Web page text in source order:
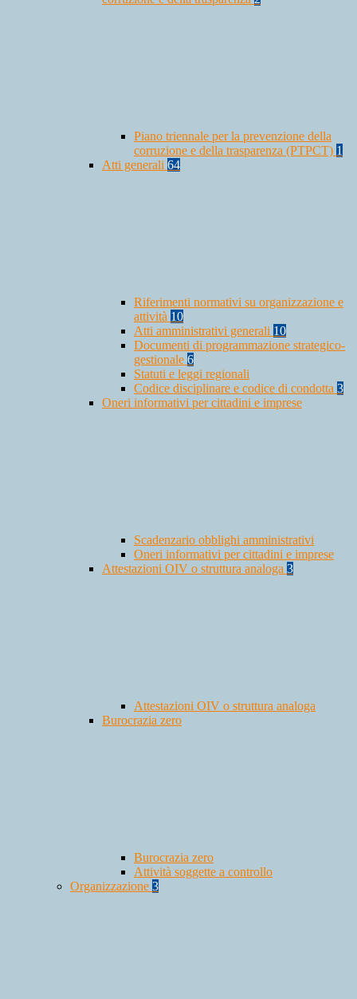
Piano triennale per la prevenzione della
corruzione e della trasparenza (PTPCT) 1
Atti generali 64
Riferimenti normativi su organizzazione e
attività 10
Atti amministrativi generali 10
Documenti di programmazione strategico-
gestionale 6
Statuti e leggi regionali
Codice disciplinare e codice di condotta 3
Oneri informativi per cittadini e imprese
Scadenzario obblighi amministrativi
Oneri informativi per cittadini e imprese
Attestazioni OIV o struttura analoga 3
Attestazioni OIV o struttura analoga
Burocrazia zero
Burocrazia zero
Attività soggette a controllo
Organizzazione 3